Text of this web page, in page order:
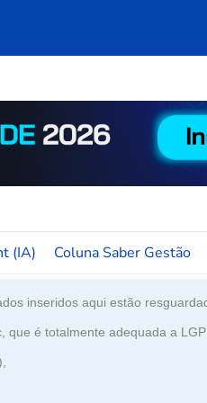
(IA) Coluna Saber Gestão
inseridos aqui estão
que é totalmente adequada a